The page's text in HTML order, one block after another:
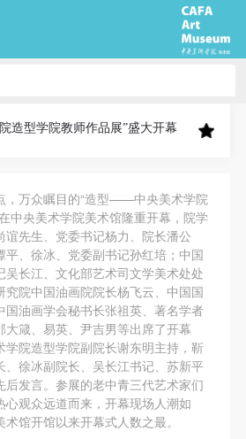
型学院教师作品展”盛大开幕
，万众瞩目的“造型——中央美术学院
中央美术学院美术馆隆重开幕，院学
谊先生、党委书记杨力、院长潘公
平、徐冰、党委副书记孙红培；中国
吴长江、文化部艺术司文学美术处处
究院中国油画院院长杨飞云、中国国
国油画学会秘书长张祖英、著名学者
大箴、易英、尹吉男等出席了开幕
学院造型学院副院长谢东明主持，靳
、徐冰副院长、吴长江书记、苏新平
后发言。参展的老中青三代艺术家们
心观众远道而来，开幕现场人潮如
馆开馆以来开幕式人数之最。
版授权协议书
将本人参与中央美术学院美术馆
作的作品）提交中央美术学院用
术学院可以以电子、网络及其
版，并同意编入《中国知识资
院资料库》《中央美术学院美
料、文献、档案机构和平台，
和在互联网上传播，同意按相
权益。
活动安全免责协议书
愿参加与退出、风险与责任自
版授权协议书
将本人参与中央美术学院美术馆
作的作品）提交中央美术学院用
术学院可以以电子、网络及其
版，并同意编入《中国知识资
院资料库》《中央美术学院美
料、文献、档案机构和平台，
和在互联网上传播，同意按相
权益。
活动安全免责协议书
愿参加与退出、风险与责任自
版授权协议书
将本人参与中央美术学院美术馆
作的作品）提交中央美术学院用
术学院可以以电子、网络及其
版，并同意编入《中国知识资
院资料库》《中央美术学院美
料、文献、档案机构和平台，
和在互联网上传播，同意按相
权益。
活动安全免责协议书
愿参加与退出、风险与责任自